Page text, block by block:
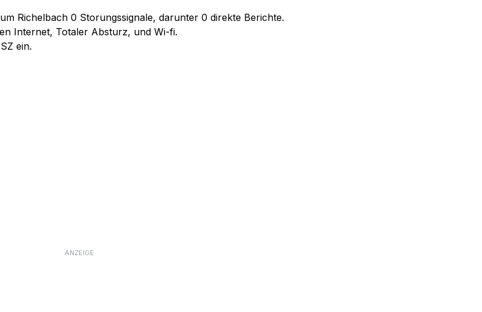
Richelbach 0 Storungssignale, darunter 0 direkte Berichte.
Internet, Totaler Absturz, und Wi-fi.
ein.
ANZEIGE